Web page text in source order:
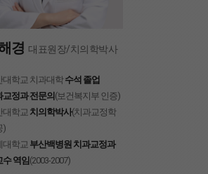
경 대표원장/치의학박사
대학교 치과대학 수석 졸업
교정과 전문의(보건복지부 인증)
대학교 치의학박사(치과교정학
)
대학교 부산백병원 치과교정과
수 역임(2003-2007)